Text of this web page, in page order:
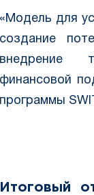
«Модель для
создание
внедрение
финансовой
программы
Итоговый